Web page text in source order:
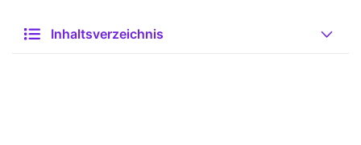
Inhaltsverzeichnis